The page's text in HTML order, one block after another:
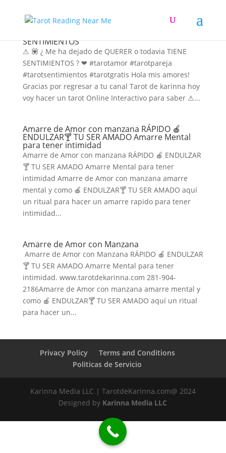
SENTIMIENTOS
⚠ 💟 ¿ Me ha dejado de QUERER o todavia TIENE
SENTIMIENTOS ? ❤ #tarotamor #tarotpareja
#tarotsentimientos #tarotgratis Hola mis amores!
Gracias por regresar a tu canal Tarot de karinna hoy
voy hacer un tarot Online Interactivo para saber ⚠...
Amarre de Amor con manzana RÁPIDO 🍎
ENDULZAR🍸 TU SER AMADO Amarre Mental
para tener intimidad
Amarre de Amor con manzana RÁPIDO 🍎 ENDULZAR
🍸 TU SER AMADO Amarre Mental para tener
intimidad Amarre de Amor con manzana amarre
mental y como 🍎 ENDULZAR🍸 TU SER AMADO aquí
un ritual para hacer un amarre rapido para tener
intimidad...
Amarre de Amor con Manzana
Amarre de Amor con Manzana RÁPIDO 🍎 ENDULZAR
🍸 TU SER AMADO Amarre Mental para tener
intimidad. www.tarotdekarinna.com 281-904-
2186Amarre de Amor con manzana amarre mental y
como 🍎 ENDULZAR🍸 TU SER AMADO aquí un ritual
para hacer un...
Privacy Policy
Terms and Conditions
Politicas de Servicio
Karinna Media LLC | TarotdeKarinna.com@ 2024
Designed by Karinna Media LLC